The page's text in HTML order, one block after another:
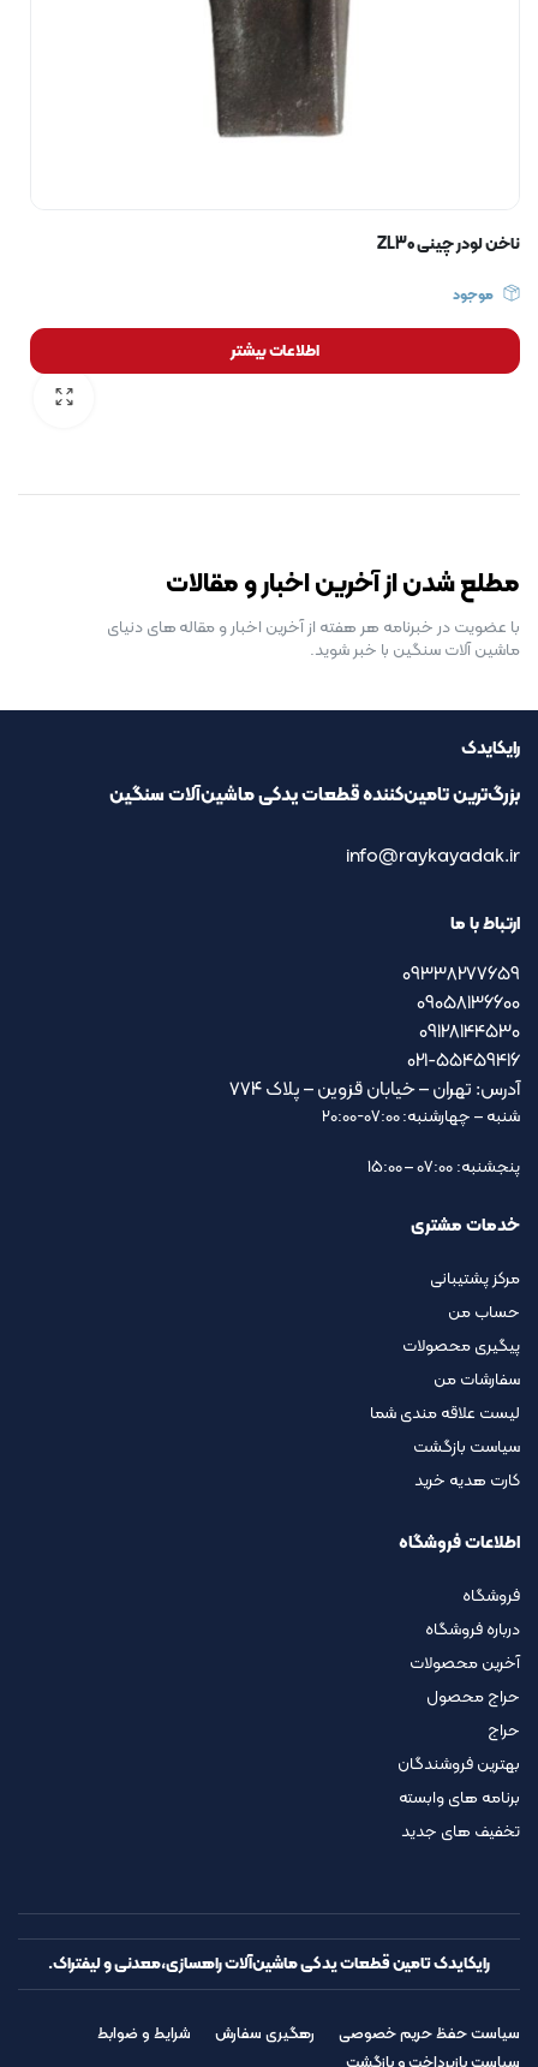
ناخن لودر چینی ZL30
موجود
اطلاعات بیشتر
مطلع شدن از آخرین اخبار و مقالات
با عضویت در خبرنامه هر هفته از آخرین اخبار و مقاله های دنیای
ماشین آلات سنگین با خبر شوید.
رایکایدک
بزرگ‌ترین تامین‌کننده قطعات یدکی ماشین‌آلات سنگین
info@raykayadak.ir
ارتباط با ما
09338277659
09058136600
09128144530
021-55459416
آدرس: تهران – خیابان قزوین – پلاک ۷۷۴
شنبه – چهارشنبه: 07:00-20:00
پنجشنبه: 07:00 – 15:00
خدمات مشتری
مرکز پشتیبانی
حساب من
پیگیری محصولات
سفارشات من
لیست علاقه مندی شما
سیاست بازگشت
کارت هدیه خرید
اطلاعات فروشگاه
فروشگاه
درباره فروشگاه
آخرین محصولات
حراج محصول
حراج
بهترین فروشندگان
برنامه های وابسته
تخفیف های جدید
رایکایدک تامین قطعات یدکی ماشین‌آلات راهسازی،معدنی و لیفتراک.
سیاست حفظ حریم خصوصی رهگیری سفارش
شرایط و ضوابط